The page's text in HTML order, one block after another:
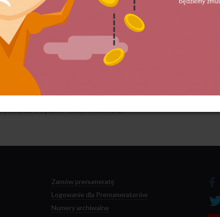
są dane Twoich komentarzy.
Zamów prenumeratę
Logowanie dla Prenumeratorów
Numery archiwalne